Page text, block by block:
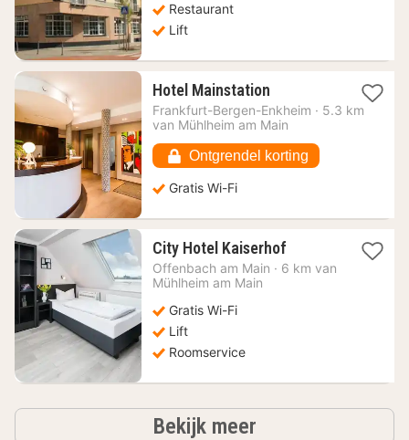
Restaurant
Lift
Hotel Mainstation1
nacht
vanaf
€
Frankfurt-Bergen-Enkheim · 5.3 km
van Mühlheim am Main
Ontgrendel korting
Gratis Wi-Fi
City Hotel Kaiserhof1
nacht
Offenbach am Main · 6 km van
Mühlheim am Main
Gratis Wi-Fi
Lift
Roomservice
Bekijk meerhotels